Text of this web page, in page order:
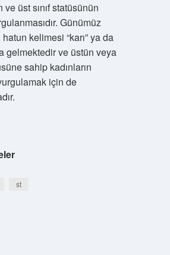
ve üst sınıf statüsünün
Günümüz
kelimesi “karı” ya da
gelmektedir ve üstün veya
sahip kadınların
için de
st